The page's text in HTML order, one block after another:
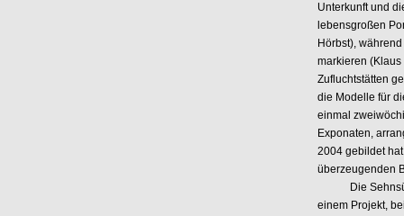
Unterkunft und
lebensgroßen
Hörbst),
markieren
Zufluchtstätten
die Modelle für
einmal
Exponaten,
2004 gebildet
überzeugenden
Die
einem Projekt,